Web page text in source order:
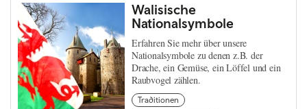
Walisische
Nationalsymbole
Erfahren Sie mehr über unsere
Nationalsymbole zu denen z.B. der
Drache, ein Gemüse, ein Löffel und ein
Raubvogel zählen.
Traditionen